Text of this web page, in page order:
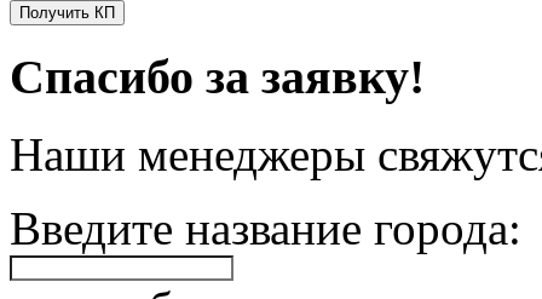
Получить КП
Спасибо за заявку!
Наши менеджеры
Введите название города: